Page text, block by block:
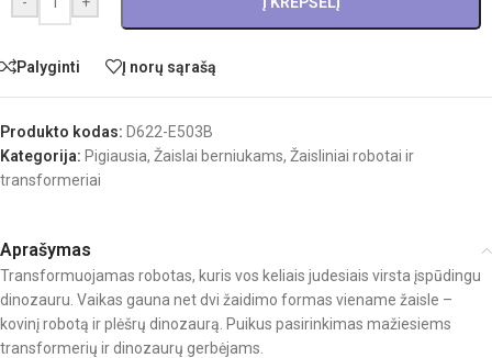
Palyginti Į norų sąrašą
Produkto kodas: D622-E503B
Kategorija: Pigiausia, Žaislai berniukams, Žaisliniai robotai ir
transformeriai
Aprašymas
Transformuojamas robotas, kuris vos keliais judesiais virsta įspūdingu
dinozauru. Vaikas gauna net dvi žaidimo formas viename žaisle –
kovinį robotą ir plėšrų dinozaurą. Puikus pasirinkimas mažiesiems
transformerių ir dinozaurų gerbėjams.